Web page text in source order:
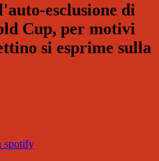
esclusione di
Cup, per motivi
si esprime sulla
spotify